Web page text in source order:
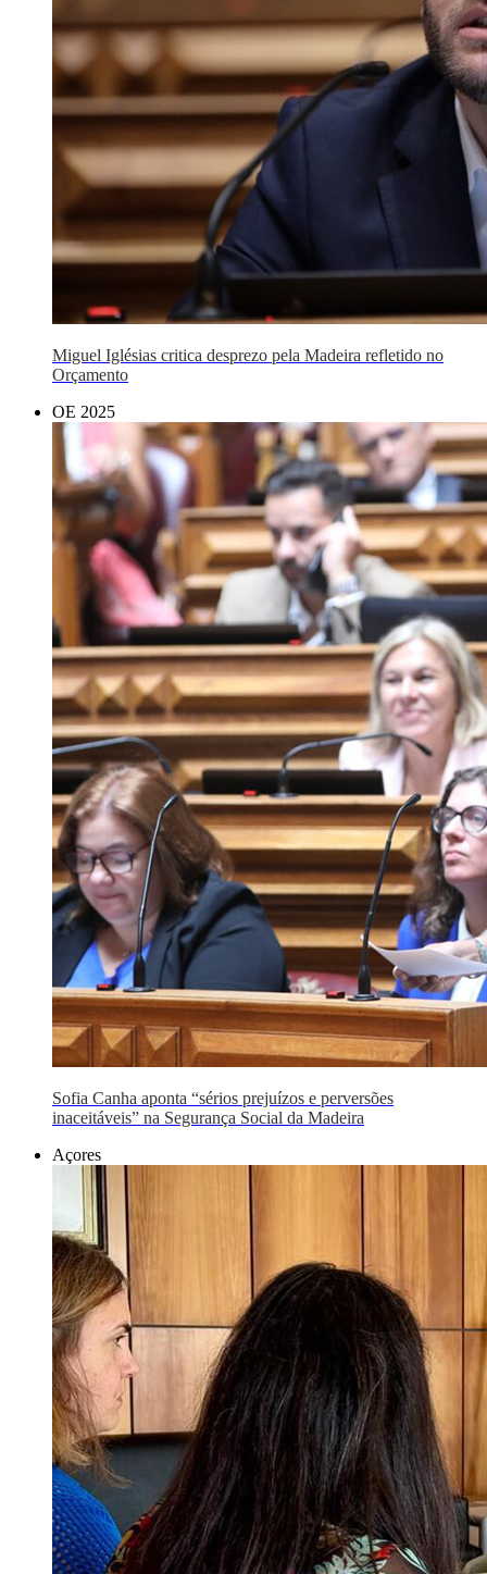
Miguel Iglésias critica desprezo pela Madeira refletido no
Orçamento
OE 2025
Sofia Canha aponta “sérios prejuízos e perversões
inaceitáveis” na Segurança Social da Madeira
Açores